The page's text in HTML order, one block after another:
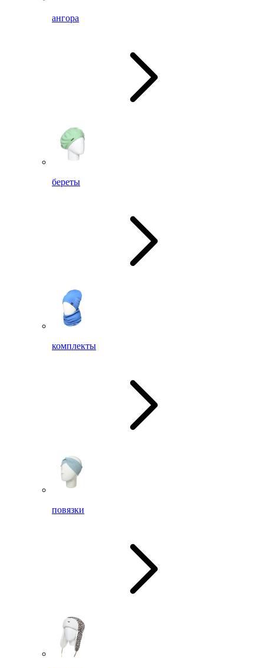
ангора
береты
комплекты
повязки